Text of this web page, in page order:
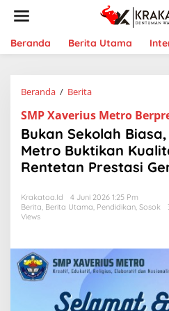
t
Beranda Berita Utama
Beranda / Berita
k
a
n
S
e
o
l
a
a
,
SMP Xaverius Metro
Bukan Sekolah
Metro Buktikan
Rentetan Prestasi
Krakatoa.id
4 Juni 2026 1:25 Pm
Berita, Berita Utama, Pendidikan, Sosok
Views